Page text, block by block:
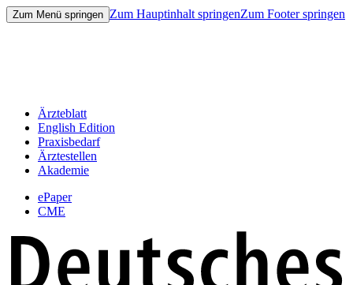
Zum Menü springen Zum Hauptinhalt springenZum Footer springen
Ärzteblatt
English Edition
Praxisbedarf
Ärztestellen
Akademie
ePaper
CME